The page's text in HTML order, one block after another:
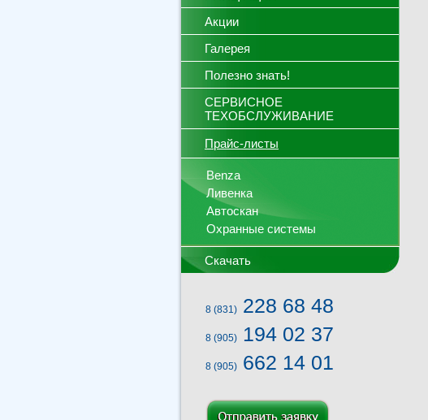
Акции
Галерея
Полезно знать!
СЕРВИСНОЕ
ТЕХОБСЛУЖИВАНИЕ
Прайс-листы
Benza
Ливенка
Автоскан
Охранные системы
Скачать
8 (831) 228 68 48
8 (905) 194 02 37
8 (905) 662 14 01